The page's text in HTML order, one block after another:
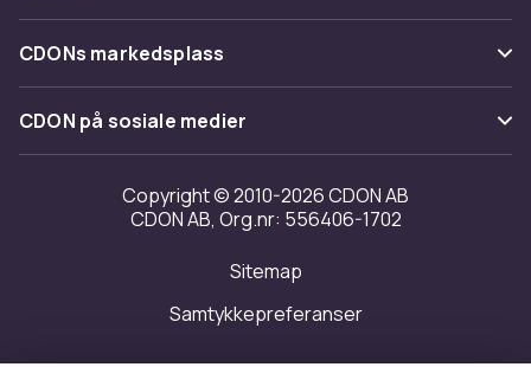
Tilbakekallinger
Varemerker
Om oss
Kundeanmeldelser
Jobbe på CDON
Investor relations
Tilgjengelighet
CDONs markedsplass
Merchant Help Center
CDON på sosiale medier
Copyright © 2010-2026 CDON AB
CDON AB, Org.nr: 556406-1702
Sitemap
Samtykkepreferanser